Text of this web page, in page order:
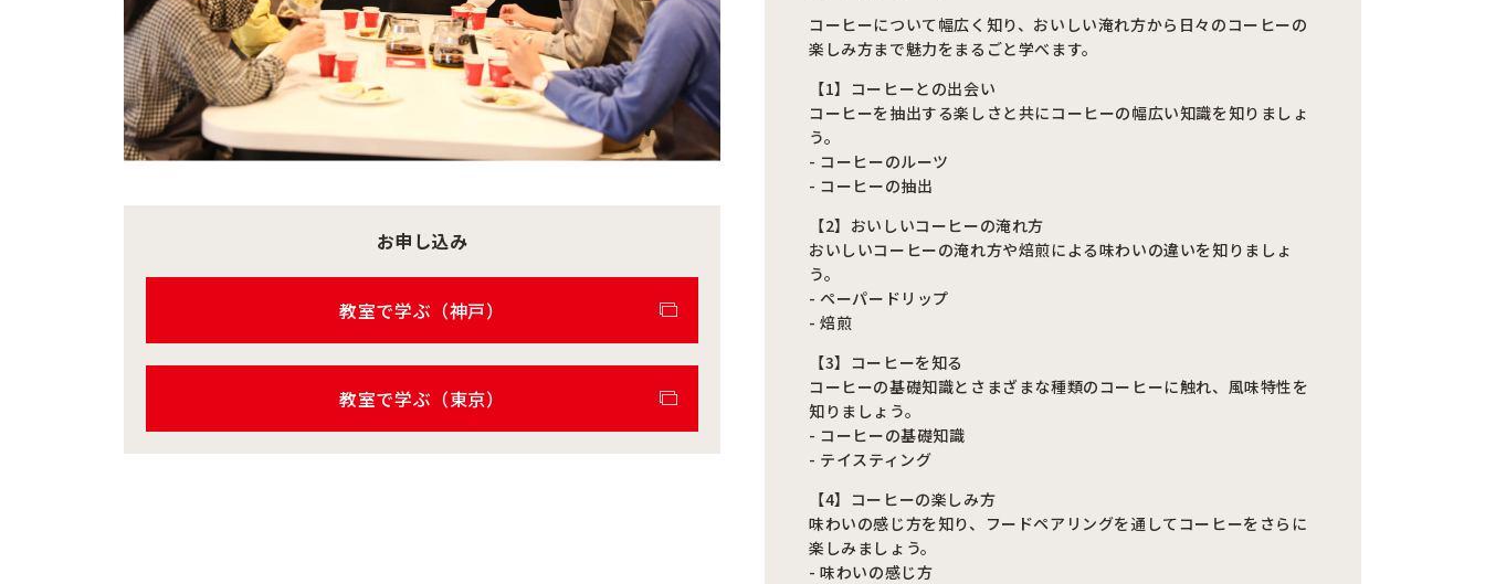
お申し込み
教室で学ぶ（神戸）
教室で学ぶ（東京）
コーヒーについて幅広く知り、おいしい淹れ方から日々のコーヒーの
楽しみ方まで魅力をまるごと学べます。
【1】コーヒーとの出会い
コーヒーを抽出する楽しさと共にコーヒーの幅広い知識を知りましょ
う。
- コーヒーのルーツ
- コーヒーの抽出
【2】おいしいコーヒーの淹れ方
おいしいコーヒーの淹れ方や焙煎による味わいの違いを知りましょ
う。
- ペーパードリップ
- 焙煎
【3】コーヒーを知る
コーヒーの基礎知識とさまざまな種類のコーヒーに触れ、風味特性を
知りましょう。
- コーヒーの基礎知識
- テイスティング
【4】コーヒーの楽しみ方
味わいの感じ方を知り、フードペアリングを通してコーヒーをさらに
楽しみましょう。
- 味わいの感じ方